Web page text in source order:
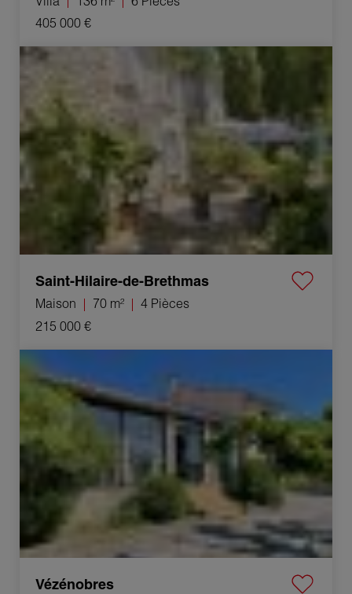
405 000 €
Vente Maison Saint-Hilaire-de-Brethmas 4 Pièces 70 m²
Saint-Hilaire-de-Brethmas
Maison 70 m²
4 Pièces
215 000 €
Vente Villa Vézénobres 5 Pièces 101 m²
Vézénobres